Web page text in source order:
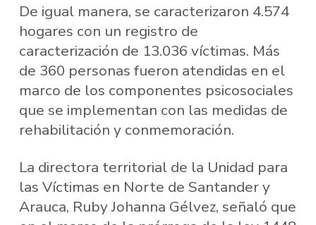
De igual manera, se caracterizaron 4.574
hogares con un registro de
caracterización de 13.036 víctimas. Más
de 360 personas fueron atendidas en el
marco de los componentes psicosociales
que se implementan con las medidas de
rehabilitación y conmemoración.
La directora territorial de la Unidad para
las Víctimas en Norte de Santander y
Arauca, Ruby Johanna Gélvez, señaló que